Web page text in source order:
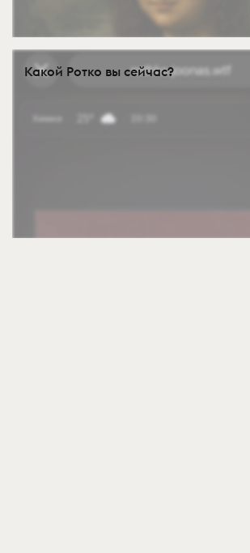
Какой Ротко вы сейчас?